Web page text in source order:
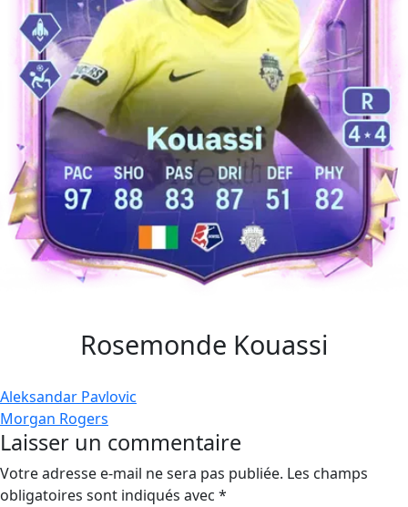
Rosemonde Kouassi
Navigation
de
l’article
Aleksandar Pavlovic
Morgan Rogers
Laisser un commentaire
Votre adresse e-mail ne sera pas publiée. Les champs
obligatoires sont indiqués avec *